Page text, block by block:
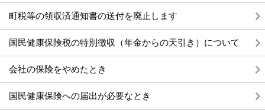
町税等の領収済通知書の送付を廃止します
国民健康保険税の特別徴収（年金からの天引き）について
会社の保険をやめたとき
国民健康保険への届出が必要なとき